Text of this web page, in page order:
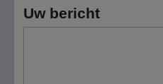
Uw bericht